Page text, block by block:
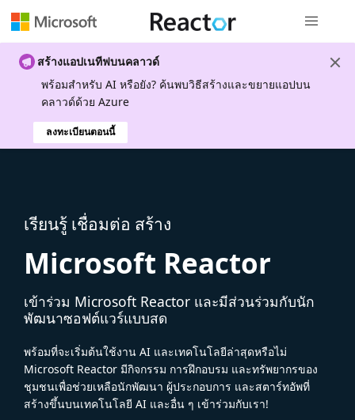
สร้างแอปเนทีฟบนคลาวด์
พร้อมสําหรับ AI หรือยัง? ค้นพบวิธีสร้างและขยายแอปบน
คลาวด์ด้วย Azure
ลงทะเบียนตอนนี้
เรียนรู้ เชื่อมต่อ สร้าง
Microsoft Reactor
เข้าร่วม Microsoft Reactor และมีส่วนร่วมกับนัก
พัฒนาซอฟต์แวร์แบบสด
พร้อมที่จะเริ่มต้นใช้งาน AI และเทคโนโลยีล่าสุดหรือไม่
Microsoft Reactor มีกิจกรรม การฝึกอบรม และทรัพยากรของ
ชุมชนเพื่อช่วยเหลือนักพัฒนา ผู้ประกอบการ และสตาร์ทอัพที่
สร้างขึ้นบนเทคโนโลยี AI และอื่น ๆ เข้าร่วมกับเรา!